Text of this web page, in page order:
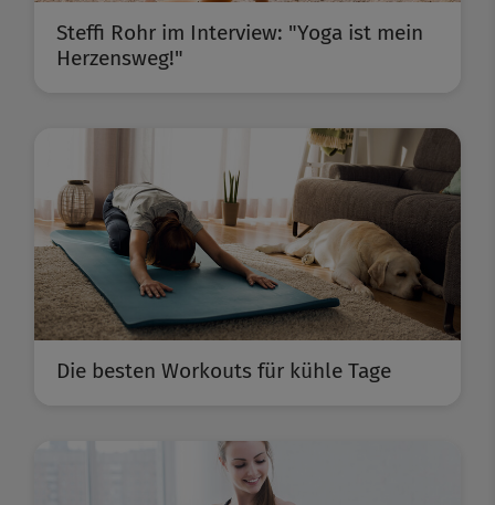
Steffi Rohr im Interview: "Yoga ist mein
Herzensweg!"
Die besten Workouts für kühle Tage